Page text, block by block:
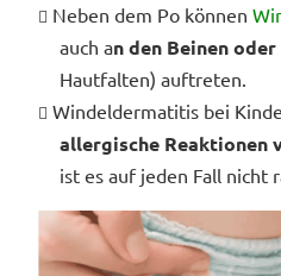
Neben dem Po können
auch an den Beinen
Hautfalten) auftreten.
Windeldermatitis bei
allergische Reaktionen
ist es auf jeden Fall nicht